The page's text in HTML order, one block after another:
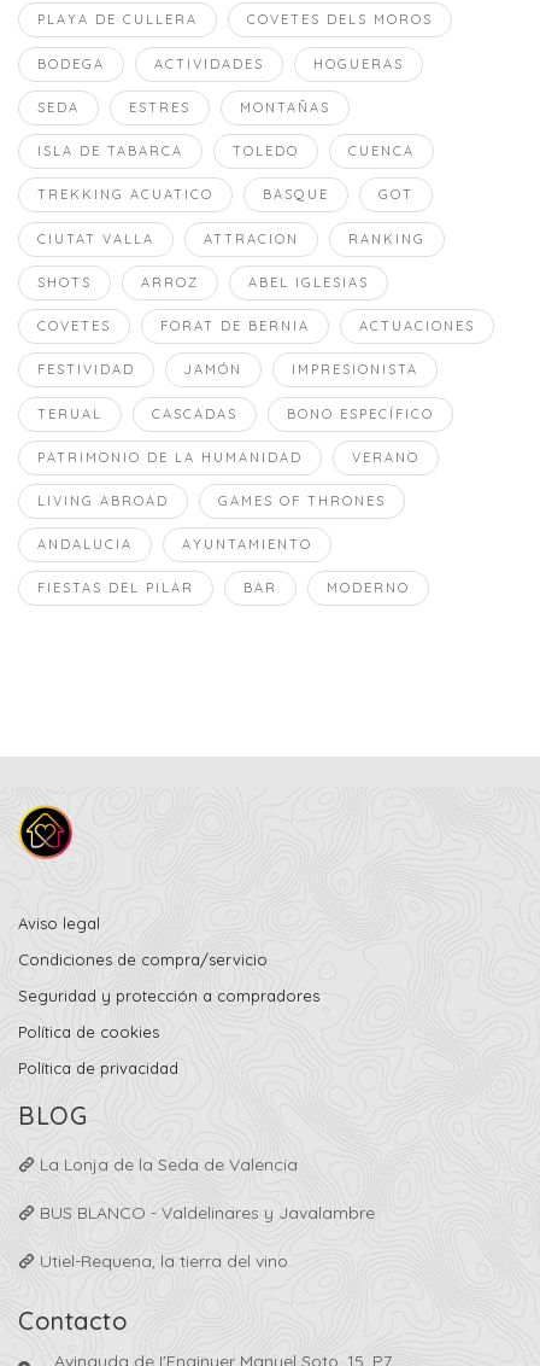
PLAYA DE CULLERA COVETES DELS MOROS
BODEGA ACTIVIDADES HOGUERAS
SEDA ESTRES MONTAÑAS
ISLA DE TABARCA TOLEDO CUENCA
TREKKING ACUATICO BASQUE GOT
CIUTAT VALLA ATTRACION RANKING
SHOTS ARROZ ABEL IGLESIAS
COVETES FORAT DE BERNIA ACTUACIONES
FESTIVIDAD JAMÓN IMPRESIONISTA
TERUAL CASCADAS BONO ESPECÍFICO
PATRIMONIO DE LA HUMANIDAD VERANO
LIVING ABROAD GAMES OF THRONES
ANDALUCIA AYUNTAMIENTO
FIESTAS DEL PILAR BAR MODERNO
Aviso legal
Condiciones de compra/servicio
Seguridad y protección a compradores
Política de cookies
Política de privacidad
BLOG
La Lonja de la Seda de Valencia
BUS BLANCO - Valdelinares y Javalambre
Utiel-Requena, la tierra del vino
Contacto